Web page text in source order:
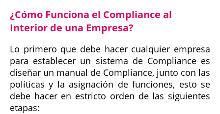
¿Cómo Funciona el Compliance al
Interior de una Empresa?
Lo primero que debe hacer cualquier empresa
para establecer un sistema de Compliance es
diseñar un manual de Compliance, junto con las
políticas y la asignación de funciones, esto se
debe hacer en estricto orden de las siguientes
etapas: